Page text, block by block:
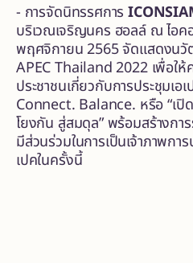
- การจัดนิทรรศการ
บริเวณเจริญนคร ฮอลล์ ณ ไอค
พฤศจิกายน 2565 จัดแสดงนวั
APEC Thailand 2022 เพื่อให้
ประชาชนเกี่ยวกับการประชุมเ
Connect. Balance. หรือ “เปิ
โยงกัน สู่สมดุล” พร้อมสร้างกา
มีส่วนร่วมในการเป็นเจ้าภาพกา
เปคในครั้งนี้